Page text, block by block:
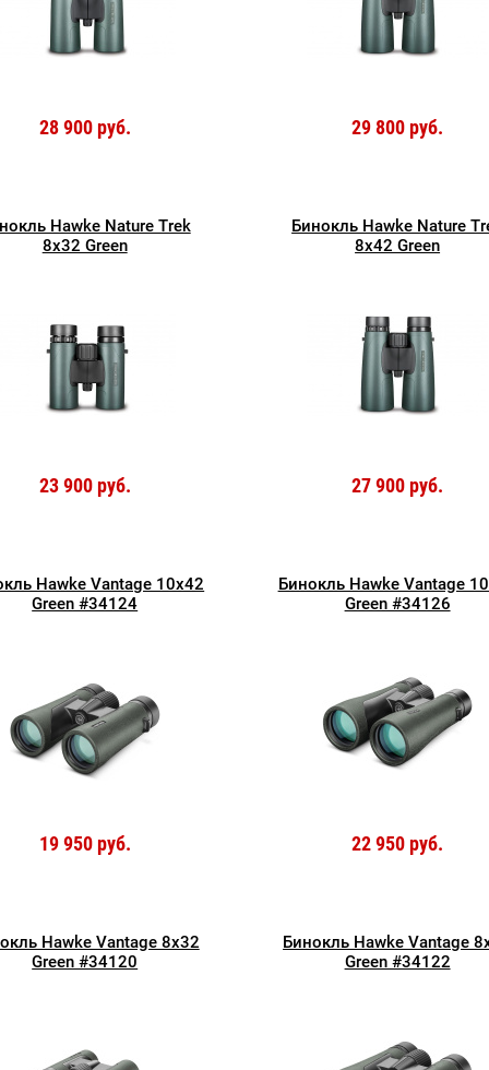
28 900 руб. 29 800 руб.
Hawke Nature Trek
8x32 Green
23 900 руб.
Бинокль Hawke Nature
8x42 Green
27 900 руб.
Hawke Vantage 10x42
Green #34124
19 950 руб.
Бинокль Hawke Vantage
Green #34126
22 950 руб.
Hawke Vantage 8x32
Green #34120
Бинокль Hawke Vantage
Green #34122